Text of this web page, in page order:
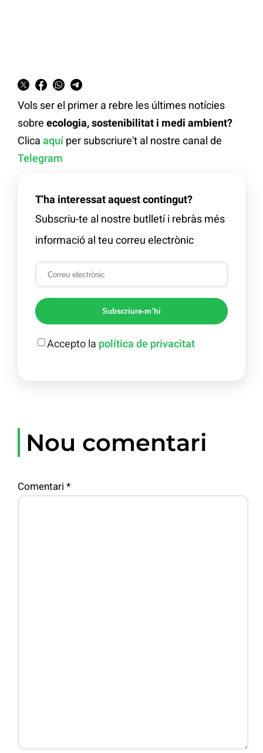
Vols ser el primer a rebre les últimes notícies
sobre ecologia, sostenibilitat i medi ambient?
Clica aquí per subscriure't al nostre canal de
Telegram
T'ha interessat aquest contingut?
Subscriu-te al nostre butlletí i rebràs més
informació al teu correu electrònic
Subscriure-m’hi
Accepto la política de privacitat
Nou comentari
Comentari *